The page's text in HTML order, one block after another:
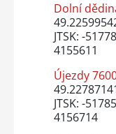
Dolní
JTSK: -
4155611
Újezdy
JTSK: -
4156714